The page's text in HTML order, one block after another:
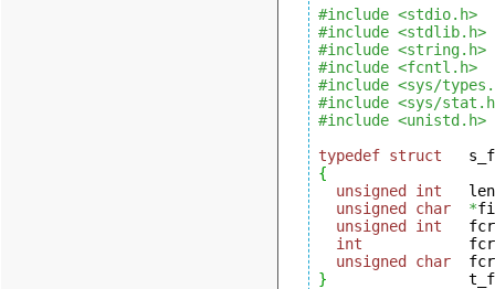
#include <stdio.h>
#include <stdlib.h>
#include <string.h>
#include <fcntl.h>
#include <sys/
#include <sys/
#include <unistd.h>
typedef struct
{
unsigned
int
unsigned
char *
unsigned
int
int
unsigned
char
}